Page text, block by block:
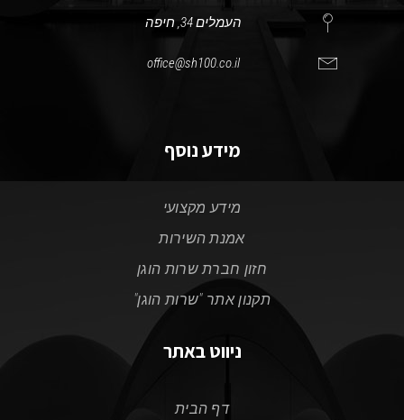
העמלים 34, חיפה
office@sh100.co.il
מידע נוסף
מידע מקצועי
אמנת השירות
חזון חברת שרות הוגן
תקנון אתר "שרות הוגן"
ניווט באתר
דף הבית